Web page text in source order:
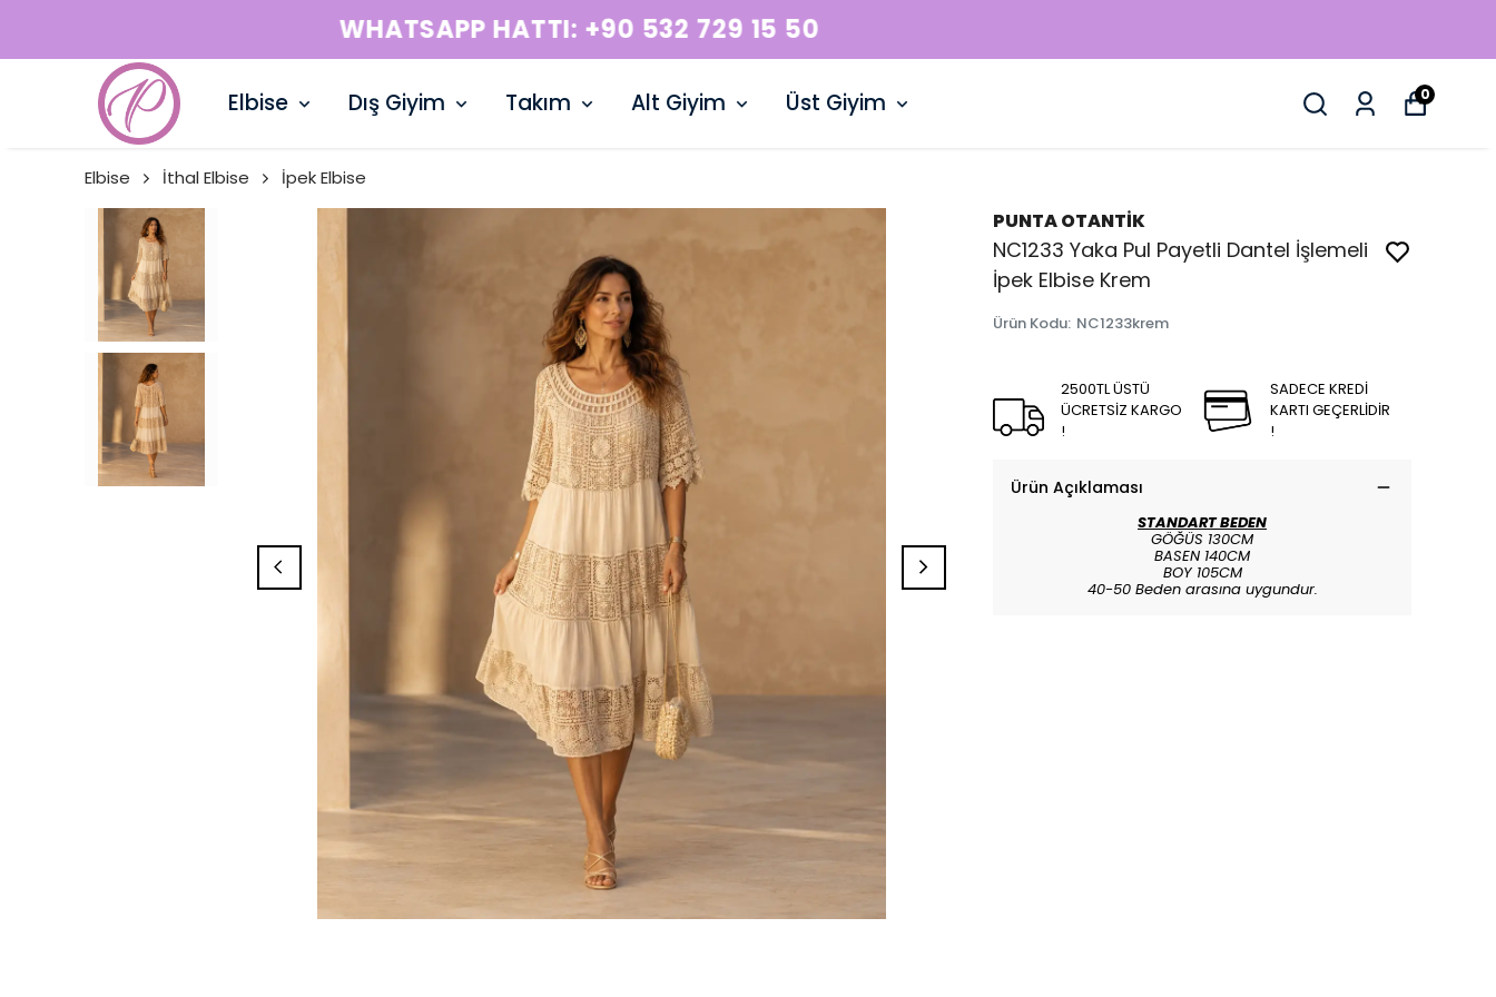
WHATSAPP HATTI: +90 532 729 15 50
Elbise Dış Giyim Takım Alt Giyim Üst Giyim 0
Elbise İthal Elbise İpek Elbise
PUNTA OTANTİK
NC1233 Yaka Pul Payetli Dantel İşlemeli
İpek Elbise Krem
Ürün Kodu: NC1233krem
2500TL ÜSTÜ
ÜCRETSİZ KARGO
!
SADECE KREDİ
KARTI GEÇERLİDİR
!
Ürün Açıklaması
STANDART BEDEN
GÖĞÜS 130CM
BASEN 140CM
BOY 105CM
40-50 Beden arasına uygundur.